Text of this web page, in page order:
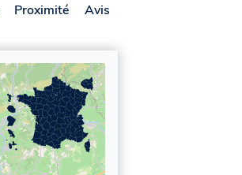
Proximité Avis